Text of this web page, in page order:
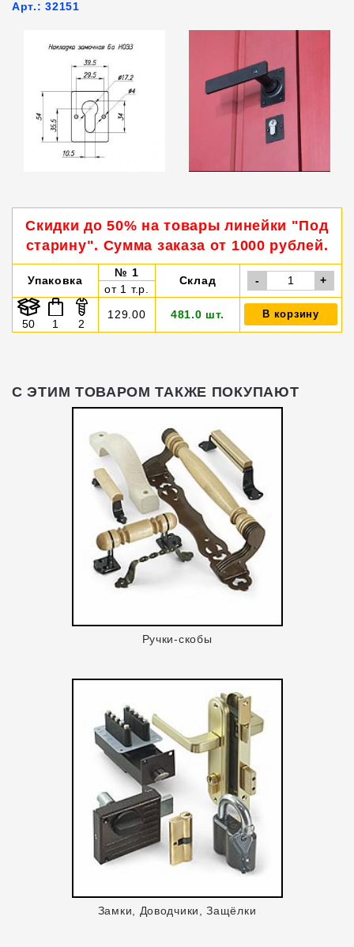
Арт.: 32151
Скидки до 50% на товары линейки "Под
старину". Сумма заказа от 1000 рублей.
Упаковка
№ 1
Склад - +
от 1 т.р.
50 1 2
129.00 481.0 шт. В корзину
С ЭТИМ ТОВАРОМ ТАКЖЕ ПОКУПАЮТ
Ручки-скобы
Замки, Доводчики, Защёлки